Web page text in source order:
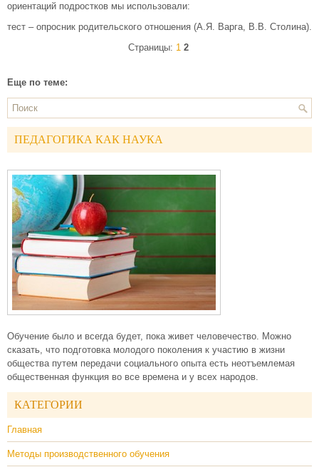
ориентаций подростков мы использовали:
тест – опросник родительского отношения (А.Я. Варга, В.В. Столина).
Страницы: 1 2
Еще по теме:
ПЕДАГОГИКА КАК НАУКА
Обучение было и всегда будет, пока живет человечество. Можно
сказать, что подготовка молодого поколения к участию в жизни
общества путем передачи социального опыта есть неотъемлемая
общественная функция во все времена и у всех народов.
КАТЕГОРИИ
Главная
Методы производственного обучения